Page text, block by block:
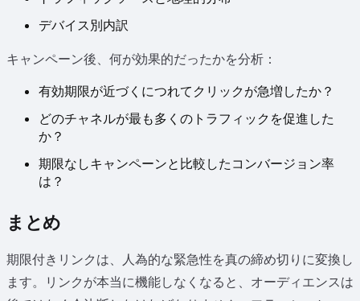
デバイス別内訳
キャンペーン後、何が効果的だったかを分析：
有効期限が近づくにつれてクリックが急増したか？
どのチャネルが最も多くのトラフィックを促進した
か？
期限なしキャンペーンと比較したコンバージョン率
は？
まとめ
期限付きリンクは、人為的な緊急性を真の締め切りに変換し
ます。リンクが本当に機能しなくなると、オーディエンスは